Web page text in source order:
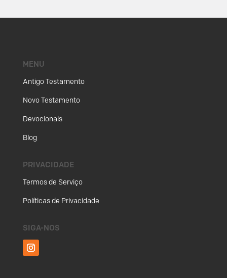
MENU
Antigo Testamento
Novo Testamento
Devocionais
Blog
PRIVACIDADE
Termos de Serviço
Políticas de Privacidade
SIGA-NOS